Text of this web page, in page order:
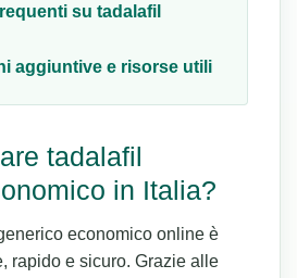
su tadalafil
aggiuntive e risorse utili
tadalafil
in Italia?
economico online è
rapido e sicuro. Grazie alle